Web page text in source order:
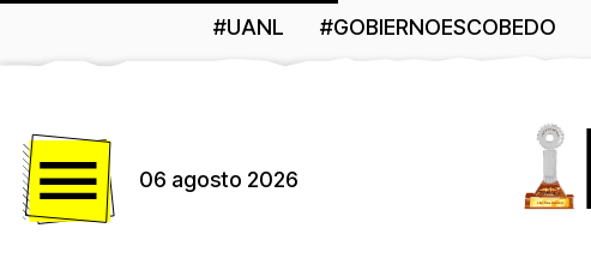
#UANL #GOBIERNOESCOBEDO
06 agosto 2026